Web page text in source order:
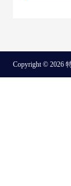
Copyright © 2026